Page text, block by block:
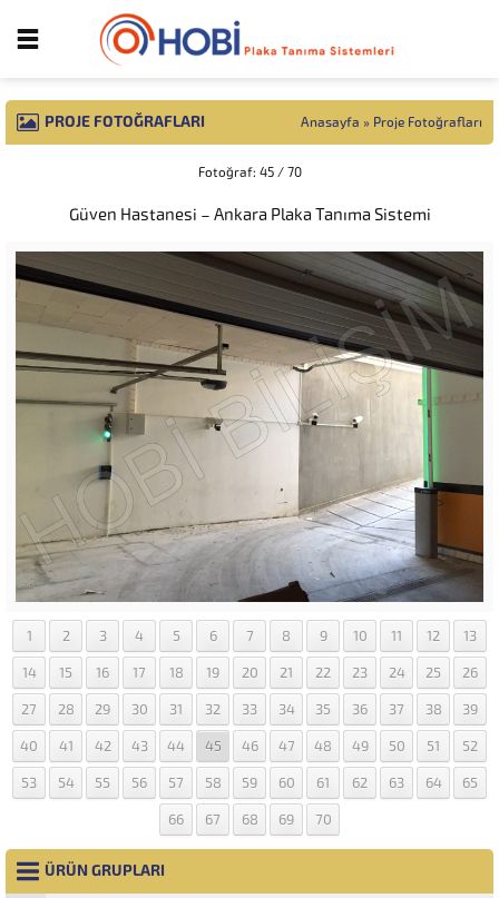
PROJE FOTOĞRAFLARI Anasayfa » Proje Fotoğrafları
Fotoğraf: 45 / 70
Güven Hastanesi – Ankara Plaka Tanıma Sistemi
1 2 3 4 5 6 7 8 9 10 11 12 13
14 15 16 17 18 19 20 21 22 23 24 25 26
27 28 29 30 31 32 33 34 35 36 37 38 39
40 41 42 43 44 45 46 47 48 49 50 51 52
53 54 55 56 57 58 59 60 61 62 63 64 65
66 67 68 69 70
ÜRÜN GRUPLARI